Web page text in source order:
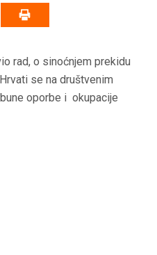
rad, o sinoćnjem prekidu
se na društvenim
oporbe i okupacije